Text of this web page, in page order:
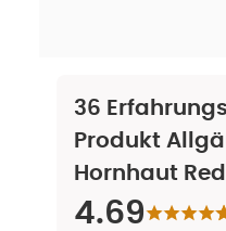
36
Produkt
Hornhaut
4.69